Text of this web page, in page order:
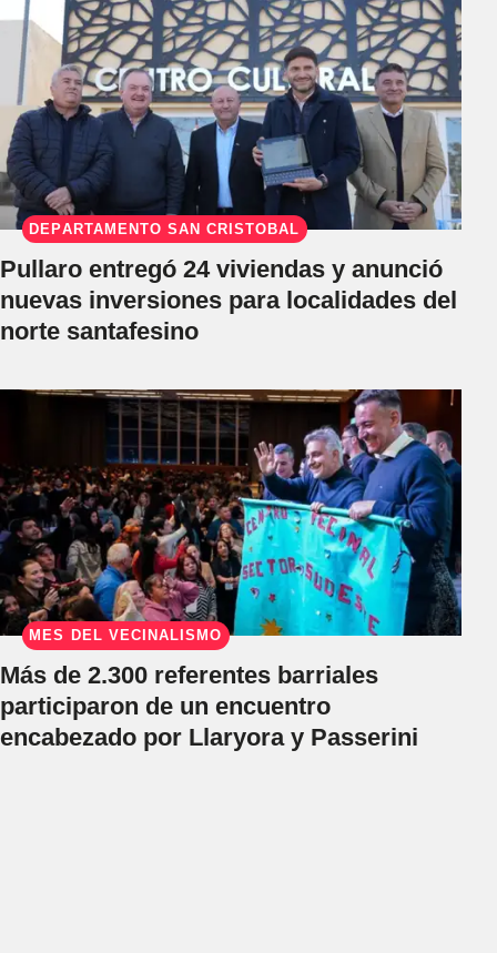
DEPARTAMENTO SAN CRISTÓBAL
Pullaro entregó 24 viviendas y anunció
nuevas inversiones para localidades del
norte santafesino
MES DEL VECINALISMO
Más de 2.300 referentes barriales
participaron de un encuentro
encabezado por Llaryora y Passerini